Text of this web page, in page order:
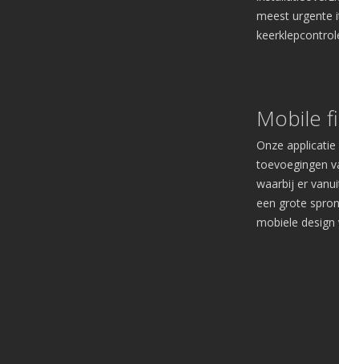
meest urgente
Mobile
Onze
toevoegingen
waarbij er
een grote
mobiele